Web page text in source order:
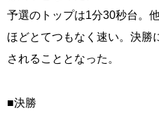
予選のトップは1分30秒台。
ほどとてつもなく速い。決勝
されることとなった。
■決勝